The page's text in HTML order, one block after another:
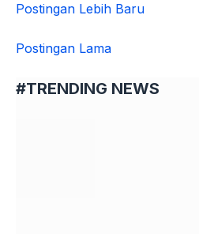
Postingan Lebih Baru
Postingan Lama
#TRENDING NEWS